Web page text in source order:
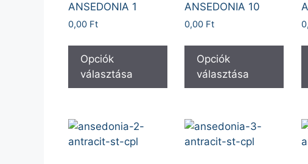
ANSEDONIA 1
0,00 Ft
Opciók
választása
ANSEDONIA 10
0,00 Ft
Opciók
választása